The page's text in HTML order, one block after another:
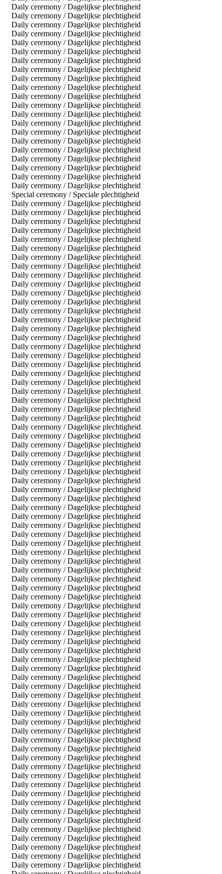
Daily ceremony / Dagelijkse plechtigheid
Daily ceremony / Dagelijkse plechtigheid
Daily ceremony / Dagelijkse plechtigheid
Daily ceremony / Dagelijkse plechtigheid
Daily ceremony / Dagelijkse plechtigheid
Daily ceremony / Dagelijkse plechtigheid
Daily ceremony / Dagelijkse plechtigheid
Daily ceremony / Dagelijkse plechtigheid
Daily ceremony / Dagelijkse plechtigheid
Daily ceremony / Dagelijkse plechtigheid
Daily ceremony / Dagelijkse plechtigheid
Daily ceremony / Dagelijkse plechtigheid
Daily ceremony / Dagelijkse plechtigheid
Daily ceremony / Dagelijkse plechtigheid
Daily ceremony / Dagelijkse plechtigheid
Daily ceremony / Dagelijkse plechtigheid
Daily ceremony / Dagelijkse plechtigheid
Daily ceremony / Dagelijkse plechtigheid
Daily ceremony / Dagelijkse plechtigheid
Daily ceremony / Dagelijkse plechtigheid
Daily ceremony / Dagelijkse plechtigheid
Special ceremony / Speciale plechtigheid
Daily ceremony / Dagelijkse plechtigheid
Daily ceremony / Dagelijkse plechtigheid
Daily ceremony / Dagelijkse plechtigheid
Daily ceremony / Dagelijkse plechtigheid
Daily ceremony / Dagelijkse plechtigheid
Daily ceremony / Dagelijkse plechtigheid
Daily ceremony / Dagelijkse plechtigheid
Daily ceremony / Dagelijkse plechtigheid
Daily ceremony / Dagelijkse plechtigheid
Daily ceremony / Dagelijkse plechtigheid
Daily ceremony / Dagelijkse plechtigheid
Daily ceremony / Dagelijkse plechtigheid
Daily ceremony / Dagelijkse plechtigheid
Daily ceremony / Dagelijkse plechtigheid
Daily ceremony / Dagelijkse plechtigheid
Daily ceremony / Dagelijkse plechtigheid
Daily ceremony / Dagelijkse plechtigheid
Daily ceremony / Dagelijkse plechtigheid
Daily ceremony / Dagelijkse plechtigheid
Daily ceremony / Dagelijkse plechtigheid
Daily ceremony / Dagelijkse plechtigheid
Daily ceremony / Dagelijkse plechtigheid
Daily ceremony / Dagelijkse plechtigheid
Daily ceremony / Dagelijkse plechtigheid
Daily ceremony / Dagelijkse plechtigheid
Daily ceremony / Dagelijkse plechtigheid
Daily ceremony / Dagelijkse plechtigheid
Daily ceremony / Dagelijkse plechtigheid
Daily ceremony / Dagelijkse plechtigheid
Daily ceremony / Dagelijkse plechtigheid
Daily ceremony / Dagelijkse plechtigheid
Daily ceremony / Dagelijkse plechtigheid
Daily ceremony / Dagelijkse plechtigheid
Daily ceremony / Dagelijkse plechtigheid
Daily ceremony / Dagelijkse plechtigheid
Daily ceremony / Dagelijkse plechtigheid
Daily ceremony / Dagelijkse plechtigheid
Daily ceremony / Dagelijkse plechtigheid
Daily ceremony / Dagelijkse plechtigheid
Daily ceremony / Dagelijkse plechtigheid
Daily ceremony / Dagelijkse plechtigheid
Daily ceremony / Dagelijkse plechtigheid
Daily ceremony / Dagelijkse plechtigheid
Daily ceremony / Dagelijkse plechtigheid
Daily ceremony / Dagelijkse plechtigheid
Daily ceremony / Dagelijkse plechtigheid
Daily ceremony / Dagelijkse plechtigheid
Daily ceremony / Dagelijkse plechtigheid
Daily ceremony / Dagelijkse plechtigheid
Daily ceremony / Dagelijkse plechtigheid
Daily ceremony / Dagelijkse plechtigheid
Daily ceremony / Dagelijkse plechtigheid
Daily ceremony / Dagelijkse plechtigheid
Daily ceremony / Dagelijkse plechtigheid
Daily ceremony / Dagelijkse plechtigheid
Daily ceremony / Dagelijkse plechtigheid
Daily ceremony / Dagelijkse plechtigheid
Daily ceremony / Dagelijkse plechtigheid
Daily ceremony / Dagelijkse plechtigheid
Daily ceremony / Dagelijkse plechtigheid
Daily ceremony / Dagelijkse plechtigheid
Daily ceremony / Dagelijkse plechtigheid
Daily ceremony / Dagelijkse plechtigheid
Daily ceremony / Dagelijkse plechtigheid
Daily ceremony / Dagelijkse plechtigheid
Daily ceremony / Dagelijkse plechtigheid
Daily ceremony / Dagelijkse plechtigheid
Daily ceremony / Dagelijkse plechtigheid
Daily ceremony / Dagelijkse plechtigheid
Daily ceremony / Dagelijkse plechtigheid
Daily ceremony / Dagelijkse plechtigheid
Daily ceremony / Dagelijkse plechtigheid
Daily ceremony / Dagelijkse plechtigheid
Daily ceremony / Dagelijkse plechtigheid
Daily ceremony / Dagelijkse plechtigheid